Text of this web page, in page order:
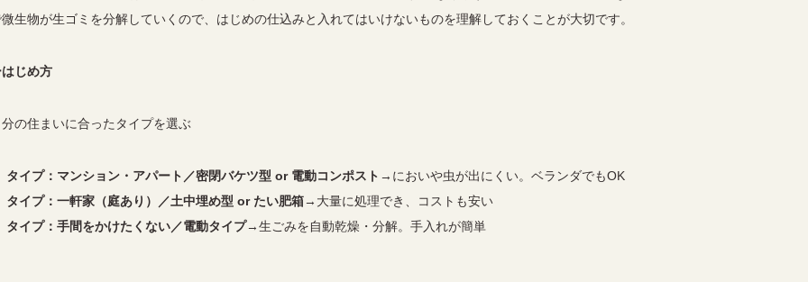
生物が生ゴミを分解していくので、はじめの仕込みと入れてはいけないものを理解しておくことが大切です。
じめ方
の住まいに合ったタイプを選ぶ
タイプ：マンション・アパート／密閉バケツ型 or 電動コンポスト →においや虫が出にくい。ベランダでもOK
タイプ：一軒家（庭あり）／土中埋め型 or たい肥箱→大量に処理でき、コストも安い
タイプ：手間をかけたくない／電動タイプ→生ごみを自動乾燥・分解。手入れが簡単